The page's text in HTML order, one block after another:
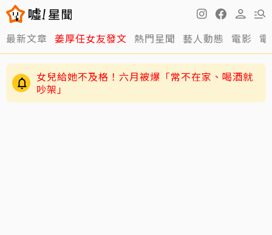
最新文章 姜厚任女友發文 熱門星聞 藝人動態 電影
女兒給她不及格！六月被爆「常不在家、喝酒就
吵架」